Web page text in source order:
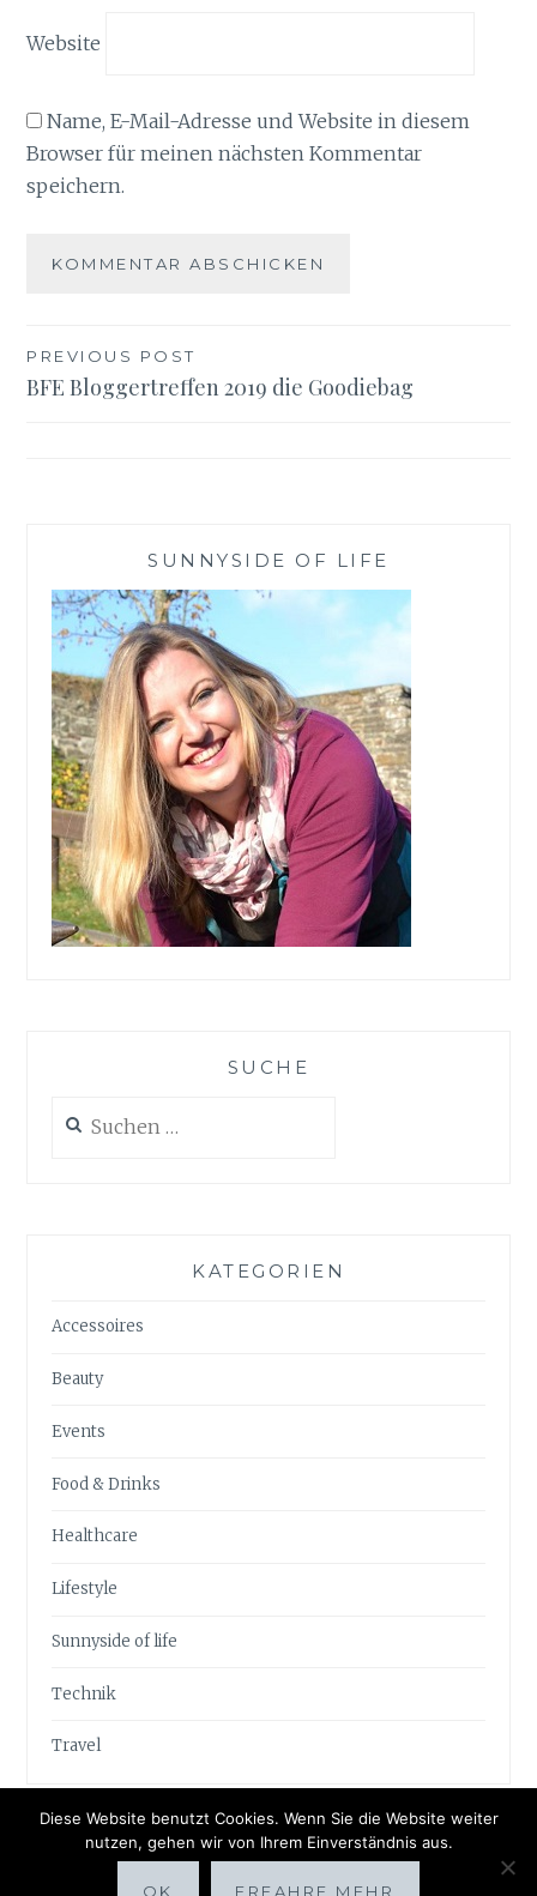
Website
Name, E-Mail-Adresse und Website in diesem
Browser für meinen nächsten Kommentar
speichern.
Beitragsnavigation
PREVIOUS POST
BFE Bloggertreffen 2019 die Goodiebag
SUNNYSIDE OF LIFE
SUCHE
nach:
KATEGORIEN
Accessoires
Beauty
Events
Food & Drinks
Healthcare
Lifestyle
Sunnyside of life
Technik
Travel
Diese Website benutzt Cookies. Wenn Sie die Website weiter
nutzen, gehen wir von Ihrem Einverständnis aus.
OK ERFAHRE MEHR